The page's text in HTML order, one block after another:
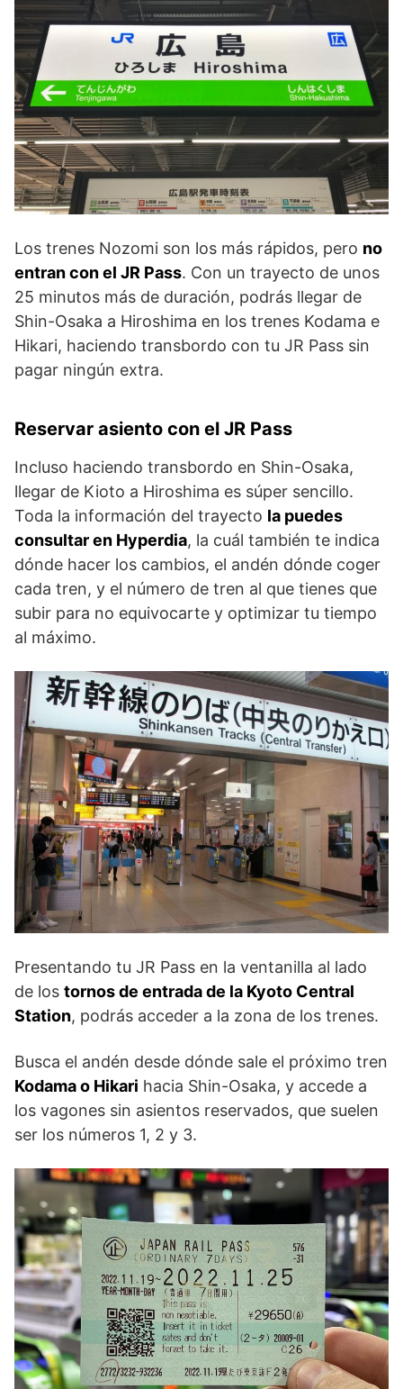
Los trenes Nozomi son los más rápidos, pero no
entran con el JR Pass. Con un trayecto de unos
25 minutos más de duración, podrás llegar de
Shin-Osaka a Hiroshima en los trenes Kodama e
Hikari, haciendo transbordo con tu JR Pass sin
pagar ningún extra.
Reservar asiento con el JR Pass
Incluso haciendo transbordo en Shin-Osaka,
llegar de Kioto a Hiroshima es súper sencillo.
Toda la información del trayecto la puedes
consultar en Hyperdia, la cuál también te indica
dónde hacer los cambios, el andén dónde coger
cada tren, y el número de tren al que tienes que
subir para no equivocarte y optimizar tu tiempo
al máximo.
Presentando tu JR Pass en la ventanilla al lado
de los tornos de entrada de la Kyoto Central
Station, podrás acceder a la zona de los trenes.
Busca el andén desde dónde sale el próximo tren
Kodama o Hikari hacia Shin-Osaka, y accede a
los vagones sin asientos reservados, que suelen
ser los números 1, 2 y 3.